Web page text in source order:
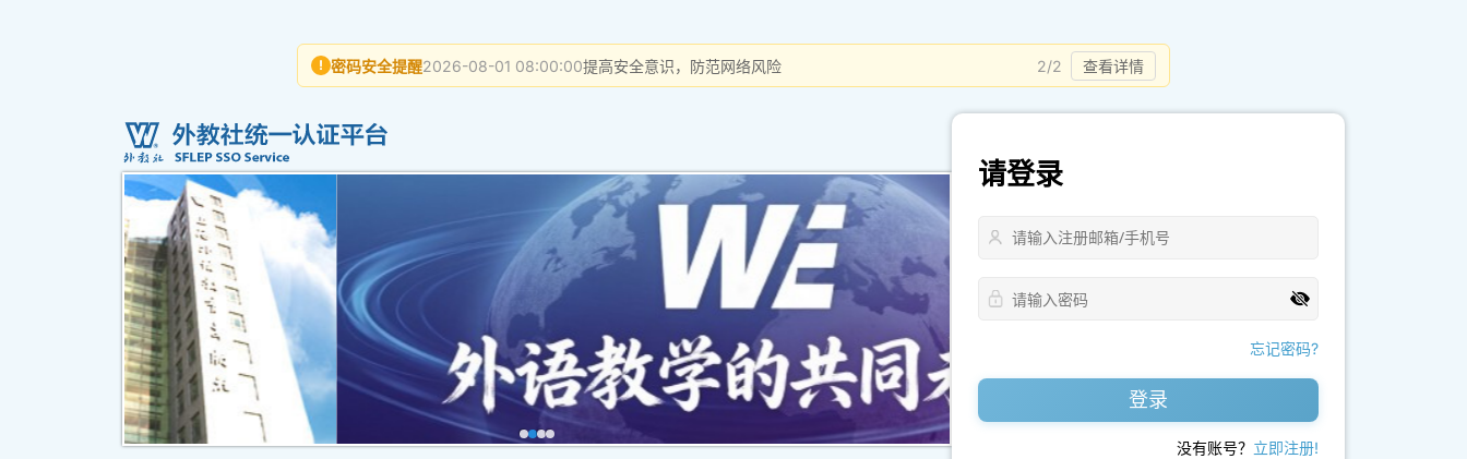
! 密码安全提醒2026-08-01 08:00:00提高安全意识，防范网络风险 2/2 查看详情
请登录
忘记密码?
登录
没有账号？ 立即注册!